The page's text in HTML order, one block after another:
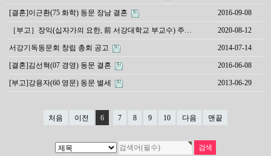
[결혼]이근환(75 화학) 동문 장남 결혼 2016-09-08
［부고］장익(십자가의 요한, 前 서강대학교 부교수) 주… 2020-08-12
서강기독동문회 창립 총회 공고 2014-07-14
[결혼]김선혁(07 경영) 동문 결혼 2016-06-08
[부고]강용자(60 영문) 동문 별세 2013-06-29
처음 이전 6 7 8 9 10 다음 맨끝